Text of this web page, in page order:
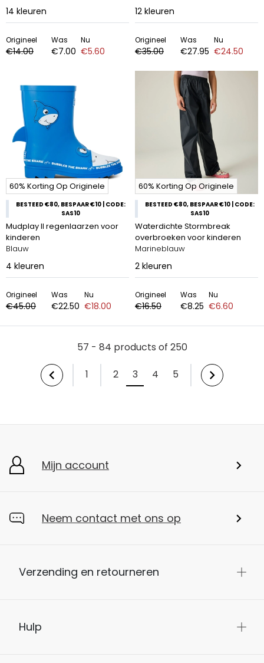
14 kleuren
Origineel
€14.00
Was
€7.00
Nu
€5.60
12 kleuren
Origineel
€35.00
Was
€27.95
Nu
€24.50
60% Korting Op Originele
BESTEED €80, BESPAAR €10 | CODE:
SAS10
Mudplay II regenlaarzen voor
kinderen
Blauw
4 kleuren
Origineel
€45.00
Was
€22.50
Nu
€18.00
60% Korting Op Originele
BESTEED €80, BESPAAR €10 | CODE:
SAS10
Waterdichte Stormbreak
overbroeken voor kinderen
Marineblauw
2 kleuren
Origineel
€16.50
Was
€8.25
Nu
€6.60
57 - 84 products of 250
1
2 3 4 5
Mijn account
Neem contact met ons op
Verzending en retourneren
Hulp